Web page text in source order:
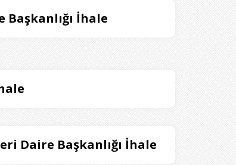
İhale
Daire Başkanlığı İhale